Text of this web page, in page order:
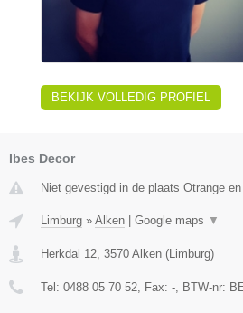
BEKIJK VOLLEDIG PROFIEL
Ibes Decor
Niet gevestigd in de plaats Otrange
Limburg » Alken Google maps ▼
Herkdal 12, 3570 Alken (Limburg)
Tel: 0488 05 70 52, Fax: -, BTW-nr: